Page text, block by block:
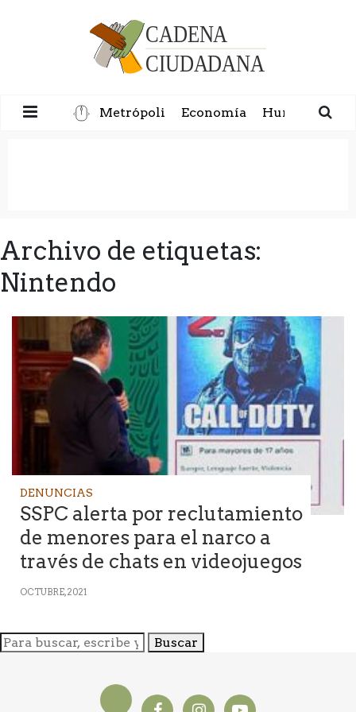
Metrópoli Economía Humanidad
Archivo de etiquetas:
Nintendo
DENUNCIAS
SSPC alerta por reclutamiento
de menores para el narco a
través de chats en videojuegos
OCTUBRE, 2021
Buscar